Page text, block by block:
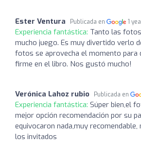
Ester Ventura Publicada en 1
Experiencia fantástica: Tanto las
mucho juego. Es muy divertido verlo
fotos se aprovecha el momento para
firme en el libro. Nos gustó mucho!
Verónica Lahoz rubio Publicada en
Experiencia fantástica: Súper bien,el
mejor opción recomendación por su
equivocaron nada,muy
los invitados